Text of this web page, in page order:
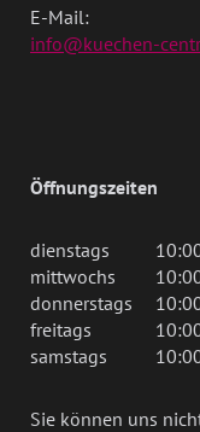
E-Mail:
info@kuechen-
Öffnungszeiten
dienstags
mittwochs
donnerstags
freitags
samstags
Sie können uns